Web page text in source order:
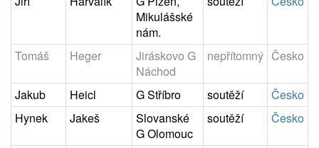
Mikulášské
nám.
Tomáš Heger
Jiráskovo G
Náchod
nepřítomný Česko
Jakub Heicl G Stříbro soutěží
Česko
Hynek
Jakeš
Slovanské
G Olomouc
soutěží Česko